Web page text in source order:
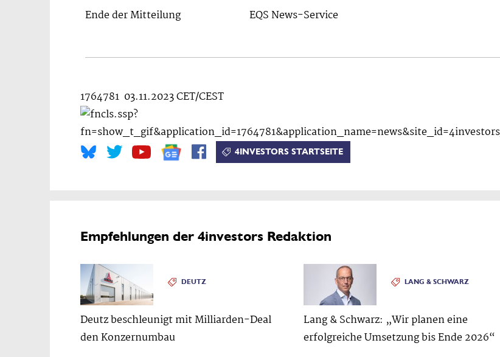
Ende der Mitteilung EQS News-Service
1764781 03.11.2023 CET/CEST
4INVESTORS STARTSEITE
Empfehlungen der 4investors Redaktion
DEUTZ
Deutz beschleunigt mit Milliarden-Deal
den Konzernumbau
LANG & SCHWARZ
Lang & Schwarz: „Wir planen eine
erfolgreiche Umsetzung bis Ende 2026“